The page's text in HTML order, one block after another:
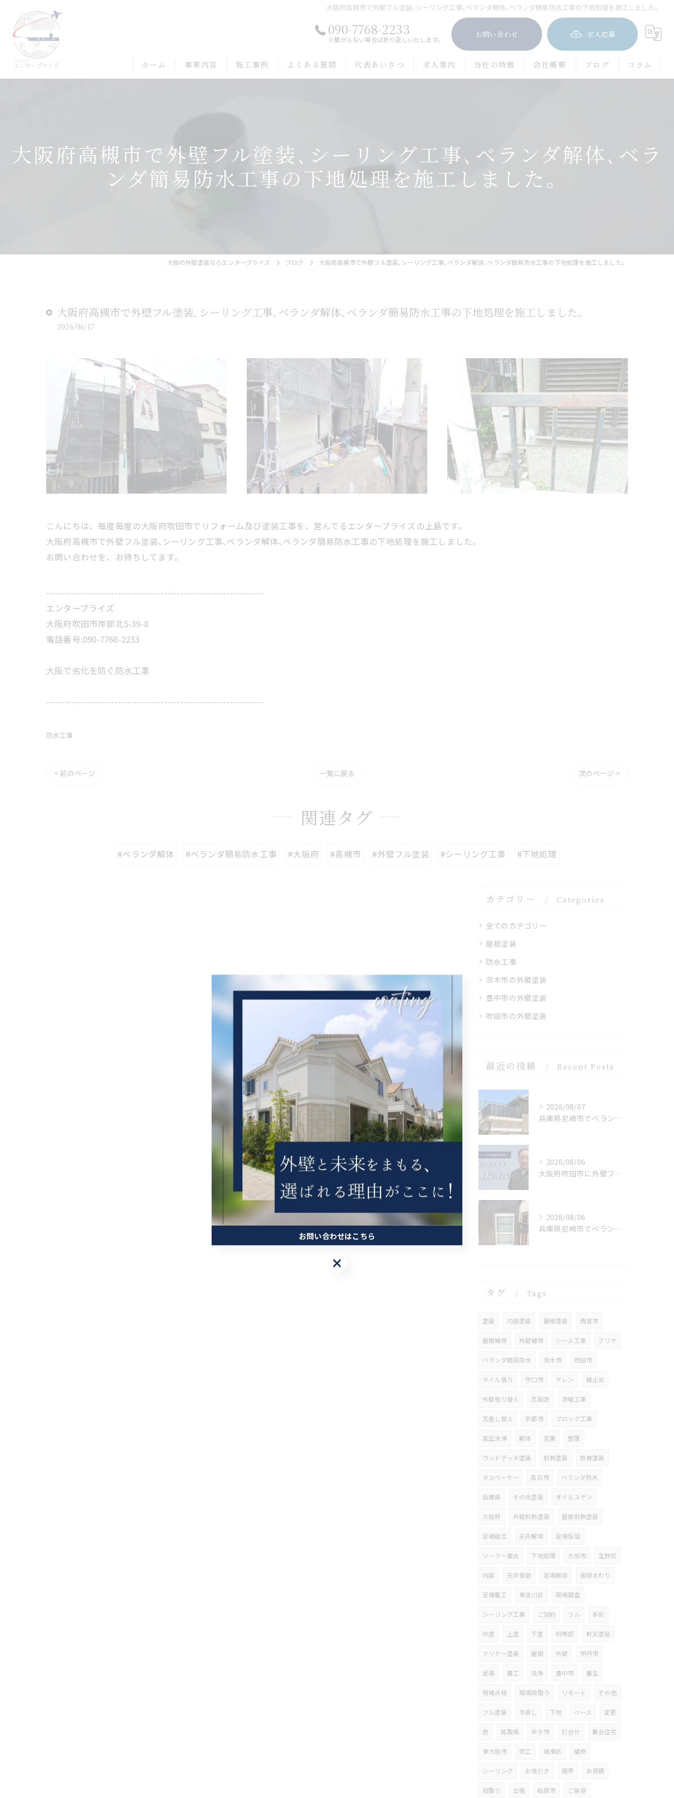
大阪府高槻市で外壁フル塗装､シーリング工事､ベランダ解体､ベランダ簡易防水工事の下地処理を施工しました。
090-7768-2233
※繋がらない場合は折り返しいたします。
お問い合わせ 求人応募
ホーム 事業内容 施工事例 よくある質問 代表あいさつ 求人案内 当社の特徴
豊中市の外壁塗装
会社概要 ブログ コラム
大阪府高槻市で外壁フル塗装､シーリング工事､ベランダ解体､ベラ
ンダ簡易防水工事の下地処理を施工しました。
大阪の外壁塗装ならエンタープライズ ブログ 大阪府高槻市で外壁フル塗装､シーリング工事､ベランダ解体､ベランダ簡易防水工事の下地処理を施工しました。
大阪府高槻市で外壁フル塗装､シーリング工事､ベランダ解体､ベランダ簡易防水工事の下地処理を施工しました。
2026/06/17
こんにちは、毎度毎度の大阪府吹田市でリフォーム及び塗装工事を、営んでるエンタープライズの上島です。
大阪府高槻市で外壁フル塗装､シーリング工事､ベランダ解体､ベランダ簡易防水工事の下地処理を施工しました。
お問い合わせを、お待ちしてます。
----------------------------------------------------------------------
エンタープライズ
大阪府吹田市岸部北5-39-8
電話番号:090-7768-2233
大阪で劣化を防ぐ防水工事
----------------------------------------------------------------------
防水工事
< 前のページ 一覧に戻る 次のページ >
関連タグ
#ベランダ解体 #ベランダ簡易防水工事 #大阪府 #高槻市 #外壁フル塗装 #シーリング工事 #下地処理
カテゴリー Categories
全てのカテゴリー
屋根塗装
防水工事
茨木市の外壁塗装
豊中市の外壁塗装
吹田市の外壁塗装
最近の投稿 Recent Posts
2026/08/07
兵庫県尼崎市でベランダリフォームを完工しました。
2026/08/06
大阪府吹田市に外壁フル塗装､シーリング工事､ベランダ簡易防水工事､エアコン脱却の現地調査に行きました。
2026/08/06
兵庫県尼崎市でベランダリフォームを施工してます。
タグ Tags
塗装 内装塗装 屋根塗装 西宮市
屋根補修 外壁補修 シール工事 クリヤ
ベランダ簡易防水 茨木市 吹田市
タイル張り 守口市 ケレン 錆止め
外壁張り替え 瓦固定 漆喰工事
瓦差し替え 京都市 ブロック工事
高圧洗浄 解体 営業 整理
ウッドデッキ塗装 斜熱塗装 鉄骨塗装
タスペーサー 高石市 ベランダ防水
兵庫県 その他塗装 オイルステン
大阪府 外壁斜熱塗装 屋根斜熱塗装
足場組立 天井解体 足場仮設
ソーラー撤去 下地処理 大阪市 生野区
内装 天井張替 足場解体 挨拶まわり
足場着工 東淀川区 現場調査
シーリング工事 ご契約 フル 多彩
中塗 上塗 下塗 附帯部 軒天塗装
クリヤー塗装 屋根 外壁 伊丹市
足場 着工 洗浄 豊中市 養生
現場点検 現場段取り リモート その他
フル塗装 手直し 下地 ベース 変更
色 鳥取県 米子市 打合せ 集合住宅
東大阪市 完工 城東区 補修
シーリング お値引き 限界 お見積
段取り 出張 柏原市 ご挨拶
お問い合わせはこちら
お問い合わせはこちら